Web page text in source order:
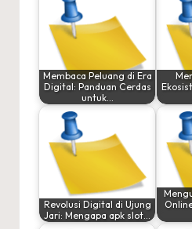
Membaca Peluang di Era
Digital: Panduan Cerdas
untuk…
Revolusi Digital di Ujung
Jari: Mengapa apk slot…